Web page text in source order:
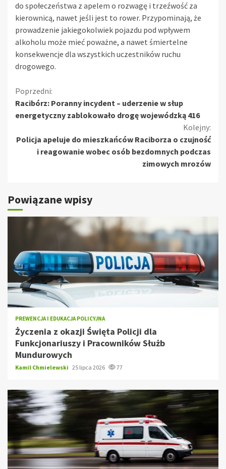
do społeczeństwa z apelem o rozwagę i trzeźwość za
kierownicą, nawet jeśli jest to rower. Przypominają, że
prowadzenie jakiegokolwiek pojazdu pod wpływem
alkoholu może mieć poważne, a nawet śmiertelne
konsekwencje dla wszystkich uczestników ruchu
drogowego.
Kontynuuj
czytanie
Poprzedni:
Racibórz: Poranny incydent – uderzenie w słup
energetyczny zablokowało drogę wojewódzką 416
Kolejny:
Policja apeluje do mieszkańców Raciborza o czujność
i reagowanie wobec osób bezdomnych podczas
zimowych mrozów
Powiązane wpisy
PREWENCJA I EDUKACJA POLICYJNA
Życzenia z okazji Święta Policji dla
Funkcjonariuszy i Pracowników Służb
Mundurowych
Kamil Chmielewski 25 lipca 2026 77